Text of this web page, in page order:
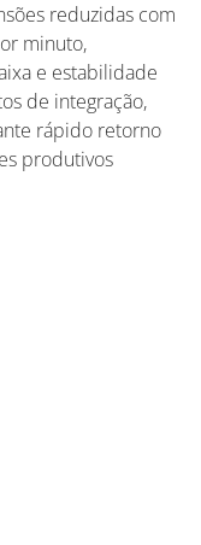
reduzidas com
minuto,
e estabilidade
de integração,
rápido retorno
produtivos